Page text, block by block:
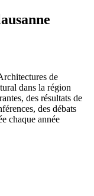
de
dans la région
des résultats de
des débats
chaque année